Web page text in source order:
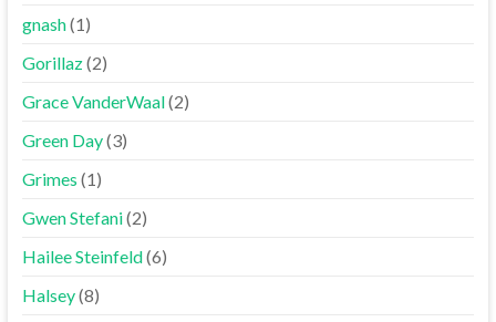
gnash(1)
Gorillaz(2)
Grace VanderWaal(2)
Green Day(3)
Grimes (1)
Gwen Stefani(2)
Hailee Steinfeld(6)
Halsey(8)